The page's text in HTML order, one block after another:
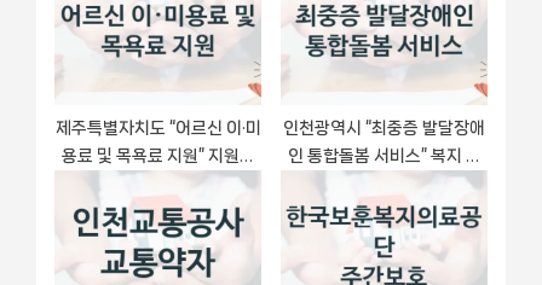
제주특별자치도 “어르신 이·미
용료 및 목욕료 지원” 지원사
업 대상자 선정 기준 및 서류
준비
인천광역시 “최중증 발달장애
인 통합돌봄 서비스” 복지 지
원혜택 – 신청 방법과 구비 서
류